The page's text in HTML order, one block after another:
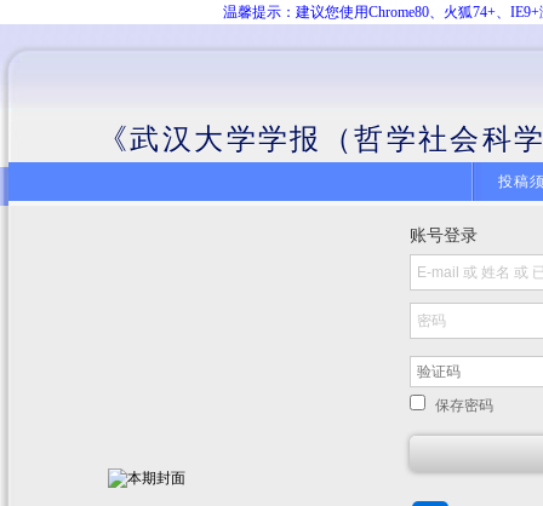
温馨提示：建议您使用Chrome80、火狐74+、
《武汉大学学报（哲学社会科
投稿
账号登录
保存密码